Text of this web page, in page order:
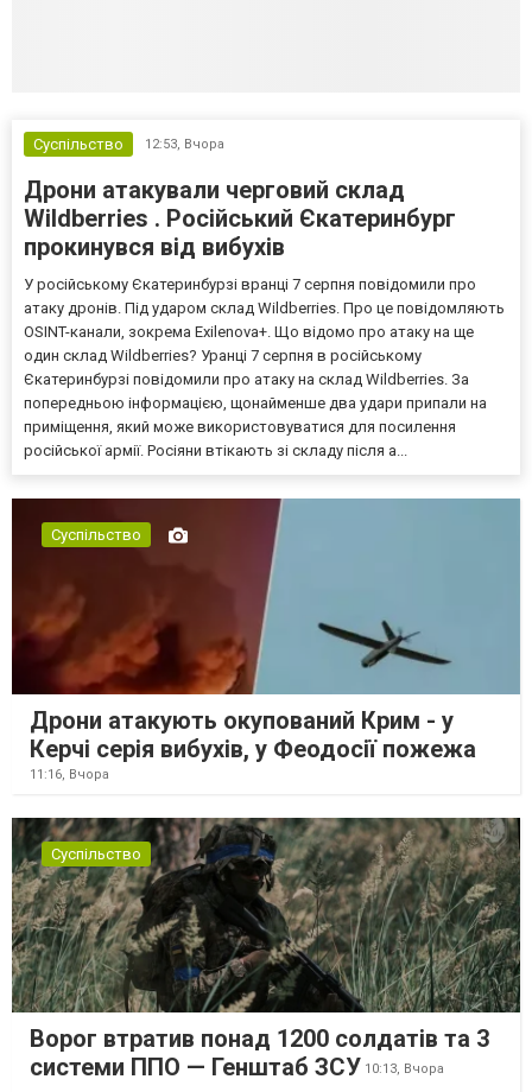
Суспільство 12:53, Вчора
Дрони атакували черговий склад
Wildberries . Російський Єкатеринбург
прокинувся від вибухів
У російському Єкатеринбурзі вранці 7 серпня повідомили про
атаку дронів. Під ударом склад Wildberries. Про це повідомляють
OSINT-канали, зокрема Exilenova+. Що відомо про атаку на ще
один склад Wildberries? Уранці 7 серпня в російському
Єкатеринбурзі повідомили про атаку на склад Wildberries. За
попередньою інформацією, щонайменше два удари припали на
приміщення, який може використовуватися для посилення
російської армії. Росіяни втікають зі складу після а...
Суспільство
Дрони атакують окупований Крим - у
Керчі серія вибухів, у Феодосії пожежа
11:16, Вчора
Суспільство
Ворог втратив понад 1200 солдатів та 3
системи ППО — Генштаб ЗСУ 10:13, Вчора